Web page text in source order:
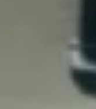
Træk stikket og find ro
åbne og lyse
hverdag. Her er